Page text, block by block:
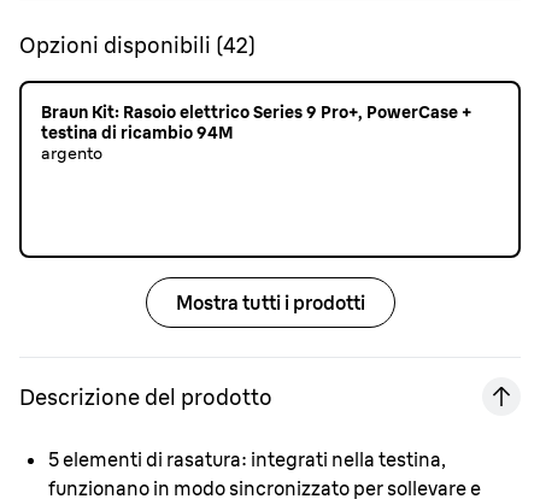
Opzioni disponibili (42)
Braun Kit: Rasoio elettrico Series 9 Pro+, PowerCase +
testina di ricambio 94M
argento
Mostra tutti i prodotti
Descrizione del prodotto
5 elementi di rasatura: integrati nella testina,
funzionano in modo sincronizzato per sollevare e